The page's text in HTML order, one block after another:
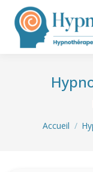
Vous êtes ici :
Accueil